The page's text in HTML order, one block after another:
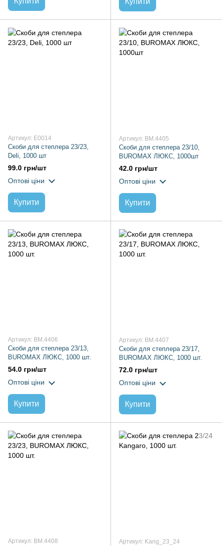
Артикул: E0014
Скоби для степлера 23/23,
Deli, 1000 шт
99.0 грн/шт
Оптові ціни
Купити
Артикул: BM.4405
Скоби для степлера 23/10,
BUROMAX ЛЮКС, 1000шт
42.0 грн/шт
Оптові ціни
Купити
Артикул: BM.4406
Скоби для степлера 23/13,
BUROMAX ЛЮКС, 1000 шт.
54.0 грн/шт
Оптові ціни
Купити
Артикул: BM.4407
Скоби для степлера 23/17,
BUROMAX ЛЮКС, 1000 шт.
72.0 грн/шт
Оптові ціни
Купити
Артикул: BM.4408 Артикул: Kang_23_24